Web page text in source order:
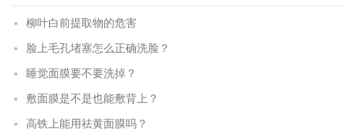
柳叶白前提取物的危害
脸上毛孔堵塞怎么正确洗脸？
睡觉面膜要不要洗掉？
敷面膜是不是也能敷背上？
高铁上能用祛黄面膜吗？